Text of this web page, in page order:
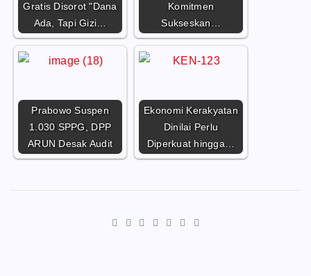
Gratis Disorot "Dana
Ada, Tapi Gizi…
Komitmen
Sukseskan…
Prabowo Suspen
1.030 SPPG, DPP
ARUN Desak Audit
Ekonomi Kerakyatan
Dinilai Perlu
Diperkuat hingga…